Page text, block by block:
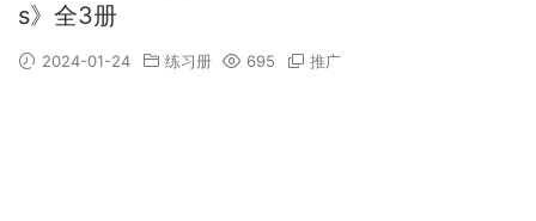
s》全3册
2024-01-24 练习册 695 推广